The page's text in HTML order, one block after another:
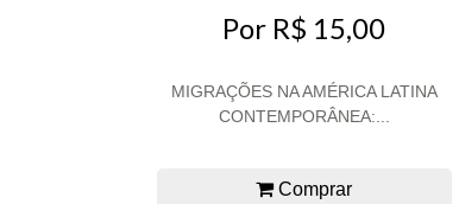
Por R$ 15,00
MIGRAÇÕES NA AMÉRICA LATINA
CONTEMPORÂNEA:...
Comprar